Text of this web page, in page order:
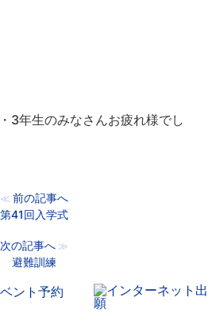
3年生のみなさんお疲れ様でし
≪ 前の記事へ
第41回入学式
次の記事へ ≫
避難訓練